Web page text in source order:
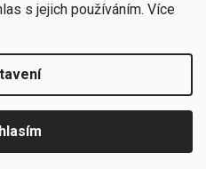
s jejich používáním. Více
podmínkami ochrany osobních
SE